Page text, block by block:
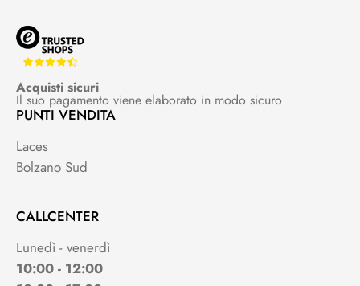
Acquisti sicuri
Il suo pagamento viene elaborato in modo sicuro
PUNTI VENDITA
Laces
Bolzano Sud
CALLCENTER
Lunedì - venerdì
10:00 - 12:00